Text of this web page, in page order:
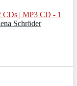
Schröder